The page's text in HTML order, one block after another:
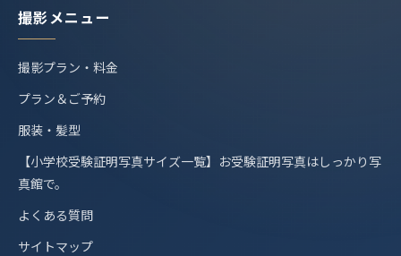
撮影メニュー
撮影プラン・料金
プラン＆ご予約
服装・髪型
【小学校受験証明写真サイズ一覧】お受験証明写真はしっかり写
真館で。
よくある質問
サイトマップ